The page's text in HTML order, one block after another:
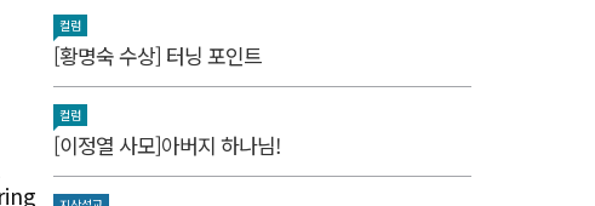
컬럼
[황명숙 수상] 터닝 포인트
컬럼
[이정열 사모]아버지 하나님!